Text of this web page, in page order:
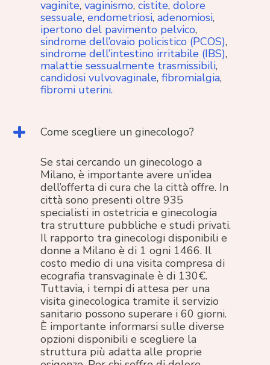
vaginite,vaginismo,cistite,dolore
sessuale,endometriosi,adenomiosi,
ipertono del pavimento pelvico,
sindrome dell’ovaio policistico (PCOS),
sindrome dell’intestino irritabile (IBS),
malattie sessualmente trasmissibili,
candidosi vulvovaginale,fibromialgia,
fibromi uterini.
Come scegliere un ginecologo?
Se stai cercando un ginecologo a
Milano, è importante avere un’idea
dell’offerta di cura che la città offre. In
città sono presenti oltre 935
specialisti in ostetricia e ginecologia
tra strutture pubbliche e studi privati.
Il rapporto tra ginecologi disponibili e
donne a Milano è di 1 ogni 1466. Il
costo medio di una visita compresa di
ecografia transvaginale è di 130€.
Tuttavia, i tempi di attesa per una
visita ginecologica tramite il servizio
sanitario possono superare i 60 giorni.
È importante informarsi sulle diverse
opzioni disponibili e scegliere la
struttura più adatta alle proprie